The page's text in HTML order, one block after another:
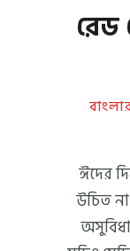
ঈদের
উচিত